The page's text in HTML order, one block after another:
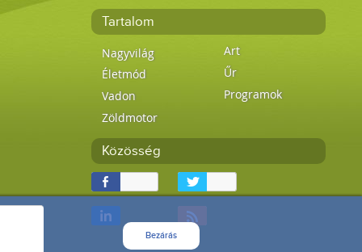
Bezárás
Tartalom
Nagyvilág
Életmód
Vadon
Zöldmotor
Art
Űr
Programok
Közösség